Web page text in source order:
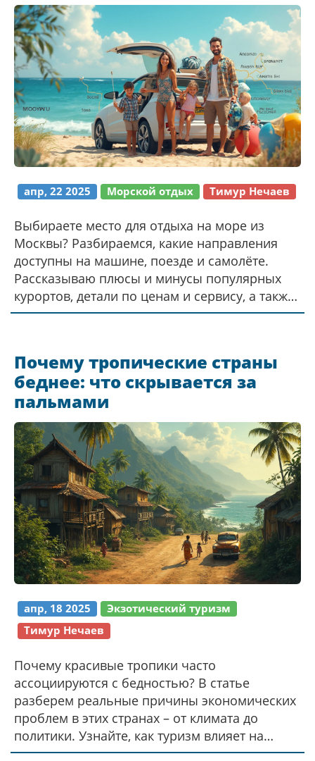
апр, 22 2025 Морской отдых Тимур Нечаев
Выбираете место для отдыха на море из
Москвы? Разбираемся, какие направления
доступны на машине, поезде и самолёте.
Рассказываю плюсы и минусы популярных
курортов, детали по ценам и сервису, а также
пару неожиданных вариантов. Делюcь
честно и без воды.
Почему тропические страны
беднее: что скрывается за
пальмами
апр, 18 2025
Экзотический туризм
Тимур Нечаев
Почему красивые тропики часто
ассоциируются с бедностью? В статье
разберем реальные причины экономических
проблем в этих странах – от климата до
политики. Узнайте, как туризм влияет на
ситуацию и можно ли путешественнику